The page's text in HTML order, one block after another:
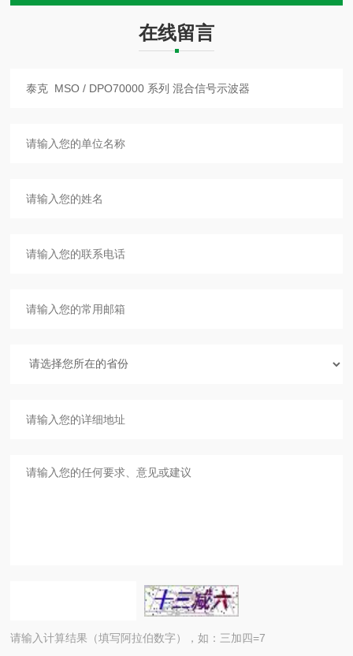
在线留言
请输入计算结果（填写阿拉伯数字），如：三加四=7